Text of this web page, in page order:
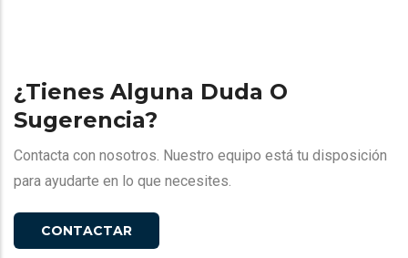
¿Tienes Alguna Duda O
Sugerencia?
Contacta con nosotros. Nuestro equipo está tu disposición
para ayudarte en lo que necesites.
CONTACTAR